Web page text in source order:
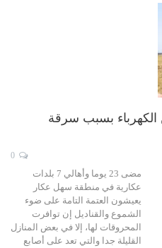
الكهرباء بسبب سرقة
مضى 23 يوما وأهالي 7 بلدات
عكارية في منطقة سهل عكار
يعيشون العتمة التامة على ضوء
الشموع والقناديل إن توافرت
المحروقات لها، إلا في بعض المنازل
القليلة جدا والتي تعد على أصابع